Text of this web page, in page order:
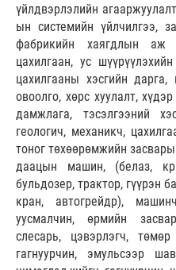
үйлдвэрлэлийн
ын системийн үйлчилгээ,
фабрикийн хаягдлын аж
цахилгаан, ус
цахилгааны хэсгийн
овоолго, хөрс хуулалт,
дамжлага, тэсэлгээний
геологич, механикч,
тоног төхөөрөмжийн
даацын машин, (белаз,
бульдозер, трактор, гүүрэн
кран, автогрейдр),
уусмалчин, өрмийн
слесарь, цэвэрлэгч,
гагнуурчин, эмульсээр